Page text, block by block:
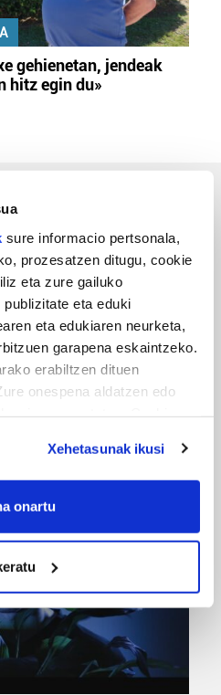
sure informacio pertsonala,
prozesatzen ditugu, cookie
eta zure gailuko
eta eduki
eta edukiaren neurketa,
garapena eskaintzeko.
erabiltzen dituen
onespena aldatzen edo
like to:
your geographical
by actively scanning it for
(fingerprinting)
personal data is processed
the
details section
datu pertsonalak
Xehetasunak ikusi
onartu
gehienetan, jendeak
hitz egin du»